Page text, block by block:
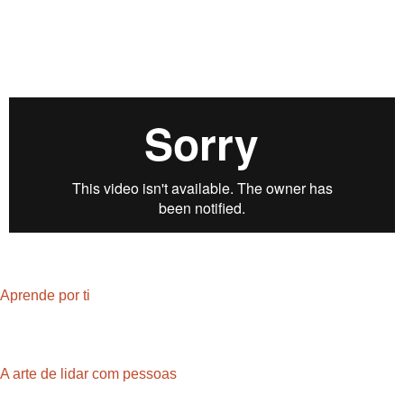
Aprende por ti
A arte de lidar com pessoas